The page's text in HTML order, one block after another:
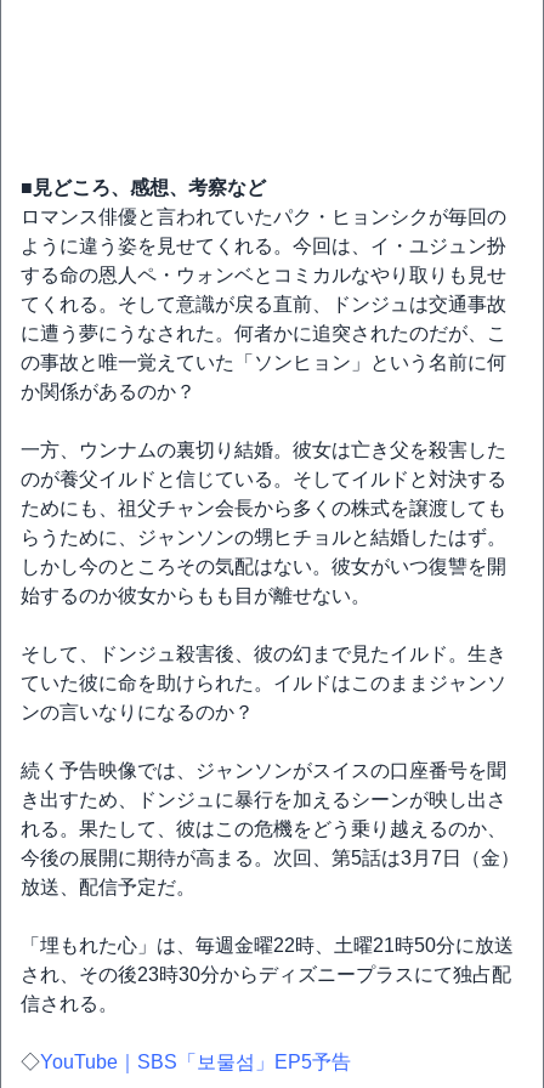
■見どころ、感想、考察など
ロマンス俳優と言われていたパク・ヒョンシクが毎回の
ように違う姿を見せてくれる。今回は、イ・ユジュン扮
する命の恩人ペ・ウォンベとコミカルなやり取りも見せ
てくれる。そして意識が戻る直前、ドンジュは交通事故
に遭う夢にうなされた。何者かに追突されたのだが、こ
の事故と唯一覚えていた「ソンヒョン」という名前に何
か関係があるのか？
一方、ウンナムの裏切り結婚。彼女は亡き父を殺害した
のが養父イルドと信じている。そしてイルドと対決する
ためにも、祖父チャン会長から多くの株式を譲渡しても
らうために、ジャンソンの甥ヒチョルと結婚したはず。
しかし今のところその気配はない。彼女がいつ復讐を開
始するのか彼女からもも目が離せない。
そして、ドンジュ殺害後、彼の幻まで見たイルド。生き
ていた彼に命を助けられた。イルドはこのままジャンソ
ンの言いなりになるのか？
続く予告映像では、ジャンソンがスイスの口座番号を聞
き出すため、ドンジュに暴行を加えるシーンが映し出さ
れる。果たして、彼はこの危機をどう乗り越えるのか、
今後の展開に期待が高まる。次回、第5話は3月7日（金）
放送、配信予定だ。
「埋もれた心」は、毎週金曜22時、土曜21時50分に放送
され、その後23時30分からディズニープラスにて独占配
信される。
◇YouTube｜SBS「보물섬」EP5予告